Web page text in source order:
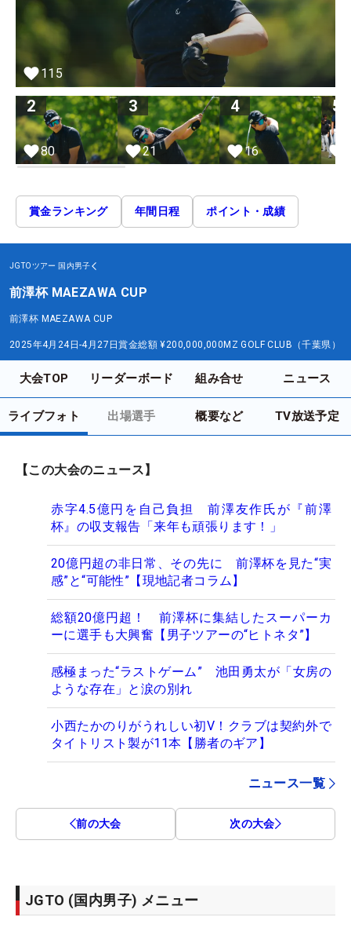
115
2
80
3
21
4
16
5
賞金ランキング 年間日程 ポイント・成績
JGTOツアー 国内男子
前澤杯 MAEZAWA CUP
前澤杯 MAEZAWA CUP
2025年4月24日-4月27日賞金総額 ¥200,000,000MZ GOLF CLUB（千葉県）
大会TOP リーダーボード 組み合せ ニュース
ライブフォト 出場選手 概要など TV放送予定
【この大会のニュース】
赤字4.5億円を自己負担 前澤友作氏が『前澤
杯』の収支報告「来年も頑張ります！」
20億円超の非日常、その先に 前澤杯を見た“実
感”と“可能性”【現地記者コラム】
総額20億円超！ 前澤杯に集結したスーパーカ
ーに選手も大興奮【男子ツアーの“ヒトネタ”】
感極まった“ラストゲーム” 池田勇太が「女房の
ような存在」と涙の別れ
小西たかのりがうれしい初V！クラブは契約外で
タイトリスト製が11本【勝者のギア】
ニュース一覧
前の大会 次の大会
JGTO (国内男子) メニュー